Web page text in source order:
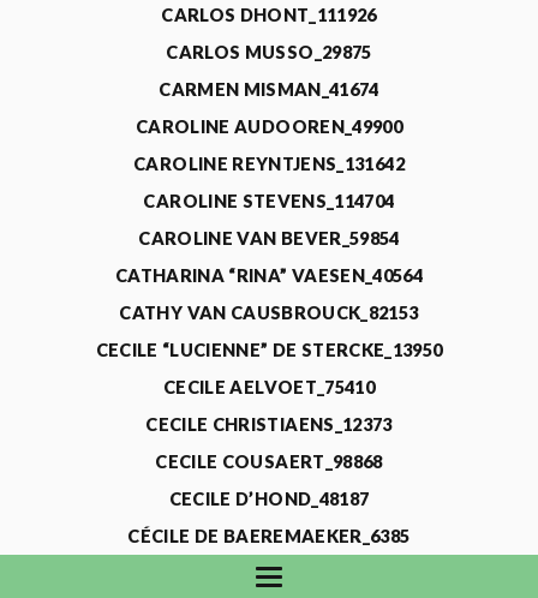
CARLOS DHONT_111926
CARLOS MUSSO_29875
CARMEN MISMAN_41674
CAROLINE AUDOOREN_49900
CAROLINE REYNTJENS_131642
CAROLINE STEVENS_114704
CAROLINE VAN BEVER_59854
CATHARINA “RINA” VAESEN_40564
CATHY VAN CAUSBROUCK_82153
CECILE “LUCIENNE” DE STERCKE_13950
CECILE AELVOET_75410
CECILE CHRISTIAENS_12373
CECILE COUSAERT_98868
CECILE D’HOND_48187
CÉCILE DE BAEREMAEKER_6385
CECILE DE WAELE_4731